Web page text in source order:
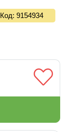
Код: 9154934